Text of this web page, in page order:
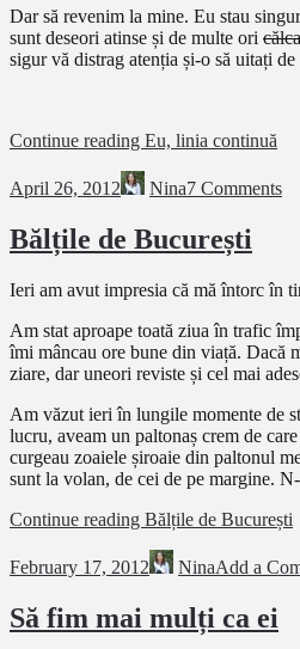
Dar să revenim la mine. Eu stau
sunt deseori atinse și de multe ori
sigur vă distrag atenția și-o să uitați
Continue reading Eu, linia continuă
April 26, 2012 Nina7 Comments
Bălțile de București
Ieri am avut impresia că mă întorc în
Am stat aproape toată ziua în trafic
îmi mâncau ore bune din viață. Dacă
ziare, dar uneori reviste și cel mai
Am văzut ieri în lungile momente de
lucru, aveam un paltonaș crem de
curgeau zoaiele șiroaie din paltonul
sunt la volan, de cei de pe margine.
Continue reading Bălțile de București
February 17, 2012 NinaAdd a
Să fim mai mulți ca ei